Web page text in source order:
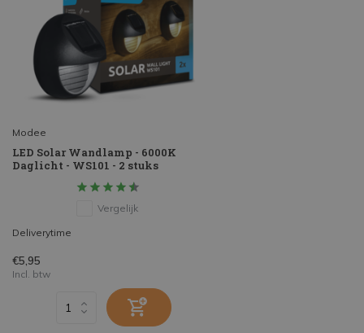
Modee
LED Solar Wandlamp - 6000K
Daglicht - WS101 - 2 stuks
Vergelijk
Deliverytime
€5,95
Incl. btw